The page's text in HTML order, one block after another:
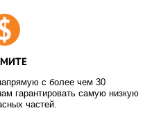
с более чем 30
гарантировать самую низкую
частей.